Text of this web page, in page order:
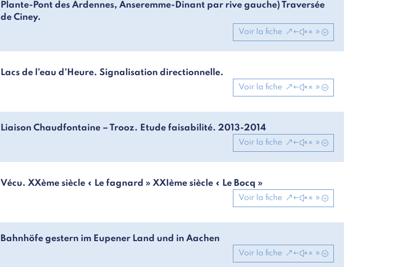
Plante-Pont des Ardennes, Anseremme-Dinant par rive gauche) Traversée
de Ciney.
Voir la fiche
Lacs de l’eau d’Heure. Signalisation directionnelle.
Voir la fiche
Liaison Chaudfontaine – Trooz. Etude faisabilité. 2013-2014
Voir la fiche
Vécu. XXème siècle « Le fagnard » XXIème siècle « Le Bocq »
Voir la fiche
Bahnhöfe gestern im Eupener Land und in Aachen
Voir la fiche